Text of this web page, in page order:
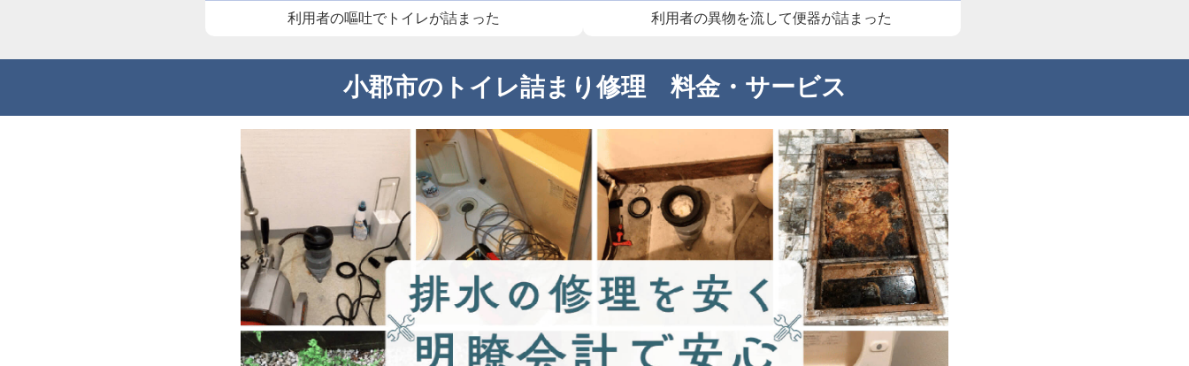
利用者の嘔吐でトイレが詰まった 利用者の異物を流して便器が詰まった
小郡市のトイレ詰まり修理 料金・サービス